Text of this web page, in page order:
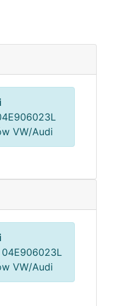
VW/Audi
04E906023L
VW/Audi